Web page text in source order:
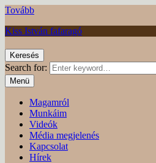
Tovább
Kiss István fafaragó
Keresés
Search for:
Menü
Magamról
Munkáim
Videók
Média megjelenés
Kapcsolat
Hírek